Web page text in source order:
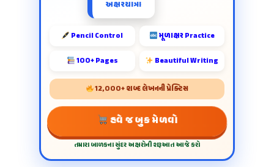
અક્ષરયાત્રા
Pencil Control મૂળાક્ષર Practice
100+ Pages Beautiful Writing
12,000+ શબ્દ લેખનની પ્રેક્ટિસ
હવે જ બુક મેળવો
તમારા બાળકના સુંદર અક્ષરોની શરૂઆત આજે કરો